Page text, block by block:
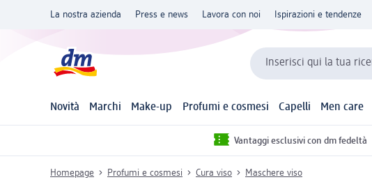
La nostra azienda Press e news Lavora con noi Ispirazioni e tendenze
Inserisci qui la tua
Novità Marchi Make-up Profumi e cosmesi Capelli Men care
Vantaggi esclusivi con dm fedeltà
Homepage Profumi e cosmesi Cura viso Maschere viso